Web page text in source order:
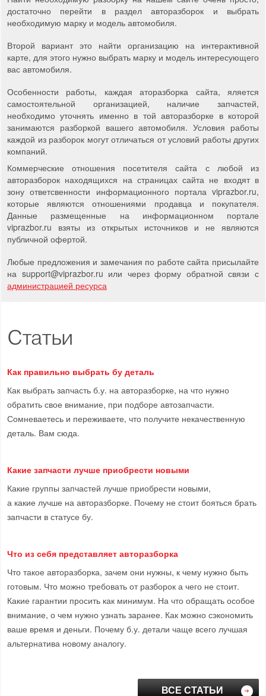
достаточно перейти в раздел авторазборок и выбрать
необходимую марку и модель автомобиля.
Второй вариант это найти организацию на интерактивной
карте, для этого нужно выбрать марку и модель интересующего
вас автомобиля.
Особенности работы, каждая аторазборка сайта, яляется
самостоятельной организацией, наличие запчастей,
необходимо уточнять именно в той авторазборке в которой
занимаются разборкой вашего автомобиля. Условия работы
каждой из разборок могут отличаться от условий работы других
компаний.
Коммерческие отношения посетителя сайта с любой из
авторазборок находящихся на страницах сайта не входят в
зону ответсвенности информационного портала viprazbor.ru,
которые являются отношениями продавца и покупателя.
Данные размещенные на информационном портале
viprazbor.ru взяты из открытых источников и не являются
публичной офертой.
Любые предложения и замечания по работе сайта присылайте
на support@viprazbor.ru или через форму обратной связи с
администрацией ресурса
Статьи
Как правильно выбрать бу деталь
Как выбрать запчасть б.у. на авторазборке, на что нужно
обратить свое внимание, при подборе автозапчасти.
Сомневаетесь и переживаете, что получите некачественную
деталь. Вам сюда.
Какие запчасти лучше приобрести новыми
Какие группы запчастей лучше приобрести новыми,
а какие лучше на авторазборке. Почему не стоит бояться брать
запчасти в статусе бу.
Что из себя представляет авторазборка
Что такое авторазборка, зачем они нужны, к чему нужно быть
готовым. Что можно требовать от разборок а чего не стоит.
Какие гарантии просить как минимум. На что обращать особое
внимание, о чем нужно узнать заранее. Как можно сэкономить
ваше время и деньги. Почему б.у. детали чаще всего лучшая
альтернатива новому аналогу.
ВСЕ СТАТЬИ